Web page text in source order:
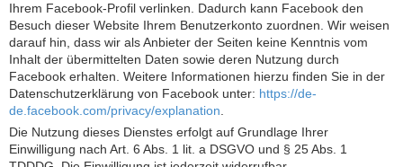
Ihrem Facebook-Profil verlinken. Dadurch kann Facebook den
Besuch dieser Website Ihrem Benutzerkonto zuordnen. Wir weisen
darauf hin, dass wir als Anbieter der Seiten keine Kenntnis vom
Inhalt der übermittelten Daten sowie deren Nutzung durch
Facebook erhalten. Weitere Informationen hierzu finden Sie in der
Datenschutzerklärung von Facebook unter: https://de-
de.facebook.com/privacy/explanation
Die Nutzung dieses Dienstes erfolgt auf Grundlage Ihrer
Einwilligung nach Art. 6 Abs. 1 lit. a DSGVO und § 25 Abs. 1